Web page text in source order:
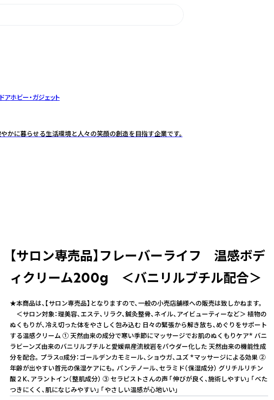
アホビー・ガジェット
かに暮らせる生活環境と人々の笑顔の創造を目指す企業です。
【サロン専売品】フレーバーライフ 温感ボデ
ィクリーム200g ＜バニリルブチル配合＞
★本商品は、【サロン専売品】となりますので、一般の小売店舗様への販売は致しかねます。
＜サロン対象：理美容、エステ、リラク、鍼灸整骨、ネイル、アイビューティーなど＞ 植物の
ぬくもりが、冷え切った体をやさしく包み込む 日々の緊張から解き放ち、めぐりをサポート
する温感クリーム ① 天然由来の成分で寒い季節にマッサージでお肌のぬくもりケア* バニ
ラビーンズ由来のバニリルブチルと愛媛県産流紋岩をパウダー化した 天然由来の機能性成
分を配合。 プラスα成分：ゴールデンカモミール、ショウガ、ユズ *マッサージによる効果 ②
年齢が出やすい首元の保湿ケアにも。 パンテノール、セラミド（保湿成分） グリチルリチン
酸２K、アラントイン（整肌成分） ③ セラピストさんの声 「伸びが良く、施術しやすい」 「べた
つきにくく、肌になじみやすい」 「やさしい温感が心地いい」